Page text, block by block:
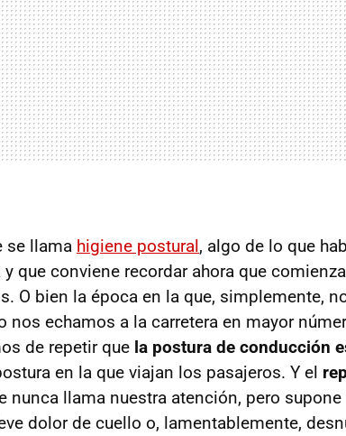
se llama higiene postural, algo de lo que
que conviene recordar ahora que
O bien la época en la que, simplemente,
nos echamos a la carretera en mayor
de repetir que la postura de conducción
en la que viajan los pasajeros. Y el
nunca llama nuestra atención, pero
dolor de cuello o, lamentablemente,